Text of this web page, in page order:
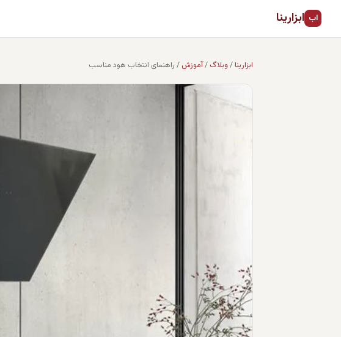
اب ابزارینا
ابزارینا /وبلاگ /آموزش / راهنمای انتخاب هود مناسب